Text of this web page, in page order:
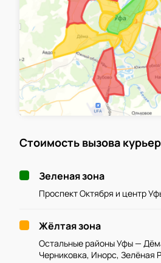
Стоимость вызова
Зеленая зона
Проспект Октября и центр
Жёлтая зона
Остальные районы Уфы —
Черниковка, Инорс, Зелёная